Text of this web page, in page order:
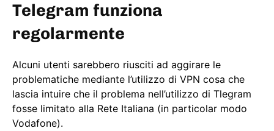
Telegram funziona
regolarmente
Alcuni utenti sarebbero riusciti ad aggirare le
problematiche mediante l’utilizzo di VPN cosa che
lascia intuire che il problema nell’utilizzo di Tlegram
fosse limitato alla Rete Italiana (in particolar modo
Vodafone).